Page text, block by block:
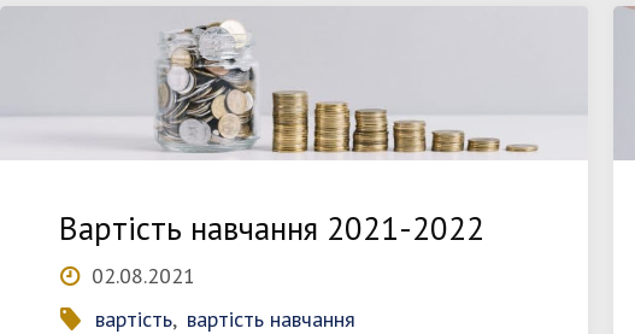
2023-
2024"
Вартість навчання 2021-2022
02.08.2021
вартість, вартість навчання